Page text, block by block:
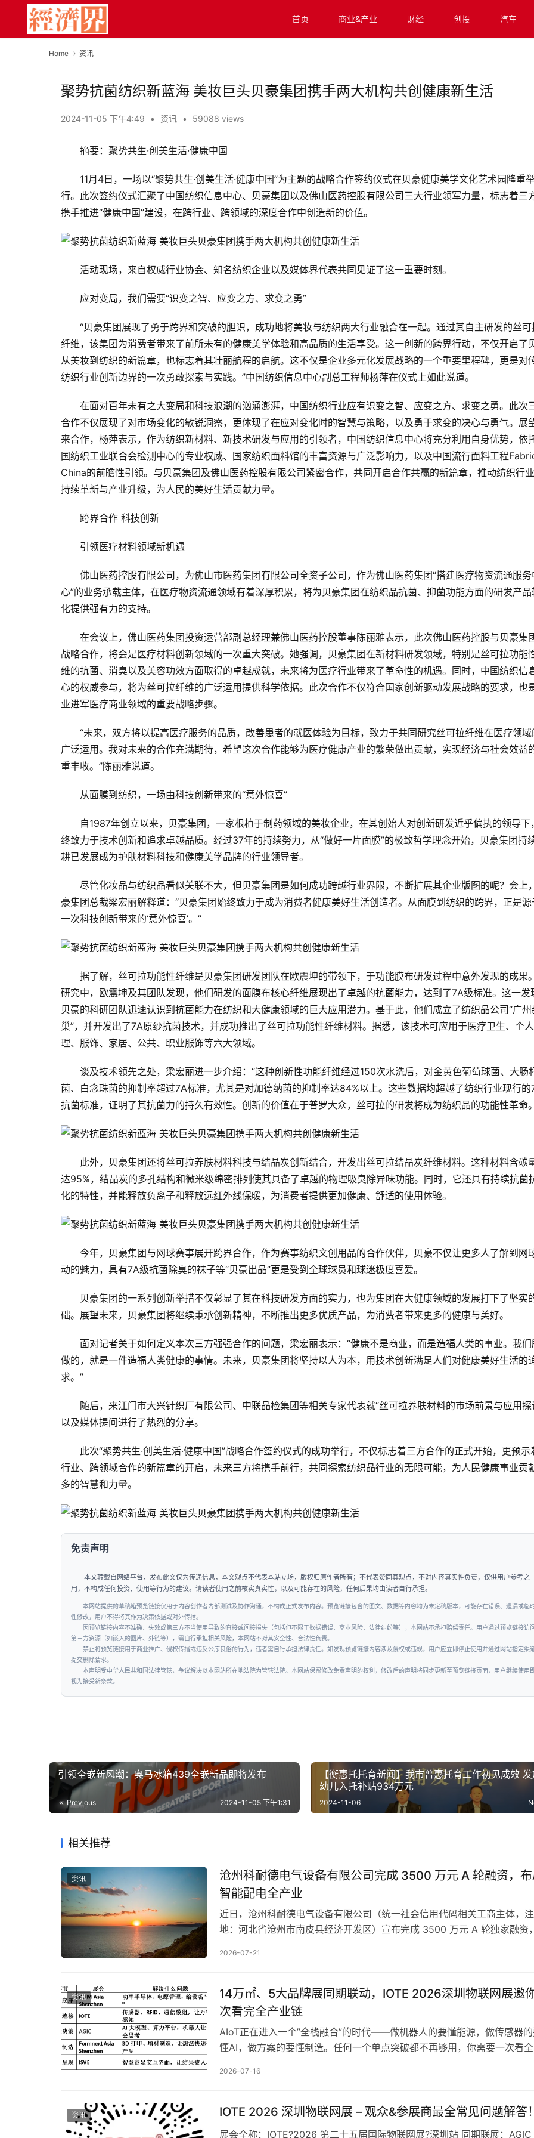
首页 商业&产业 财经 创投 汽车
Home 资讯
聚势抗菌纺织新蓝海 美妆巨头贝豪集团携手两大机构共创健康新生活
2024-11-05 下午4:49 • 资讯 • 59088 views
摘要：聚势共生·创美生活·健康中国
11月4日，一场以“聚势共生·创美生活·健康中国”为主题的战略合作签约仪式在贝豪健康美学文化艺术园隆重
行。此次签约仪式汇聚了中国纺织信息中心、贝豪集团以及佛山医药控股有限公司三大行业领军力量，标志着三
携手推进“健康中国”建设，在跨行业、跨领域的深度合作中创造新的价值。
活动现场，来自权威行业协会、知名纺织企业以及媒体界代表共同见证了这一重要时刻。
应对变局，我们需要“识变之智、应变之方、求变之勇”
“贝豪集团展现了勇于跨界和突破的胆识，成功地将美妆与纺织两大行业融合在一起。通过其自主研发的丝可
纤维，该集团为消费者带来了前所未有的健康美学体验和高品质的生活享受。这一创新的跨界行动，不仅开启了
从美妆到纺织的新篇章，也标志着其壮丽航程的启航。这不仅是企业多元化发展战略的一个重要里程碑，更是对
纺织行业创新边界的一次勇敢探索与实践。”中国纺织信息中心副总工程师杨萍在仪式上如此说道。
在面对百年未有之大变局和科技浪潮的汹涌澎湃，中国纺织行业应有识变之智、应变之方、求变之勇。此次
合作不仅展现了对市场变化的敏锐洞察，更体现了在应对变化时的智慧与策略，以及勇于求变的决心与勇气。展
来合作，杨萍表示，作为纺织新材料、新技术研发与应用的引领者，中国纺织信息中心将充分利用自身优势，依
国纺织工业联合会检测中心的专业权威、国家纺织面料馆的丰富资源与广泛影响力，以及中国流行面料工程
China的前瞻性引领。与贝豪集团及佛山医药控股有限公司紧密合作，共同开启合作共赢的新篇章，推动纺织行
持续革新与产业升级，为人民的美好生活贡献力量。
跨界合作 科技创新
引领医疗材料领域新机遇
佛山医药控股有限公司，为佛山市医药集团有限公司全资子公司，作为佛山医药集团“搭建医疗物资流通服务
心”的业务承载主体，在医疗物资流通领域有着深厚积累，将为贝豪集团在纺织品抗菌、抑菌功能方面的研发产品
化提供强有力的支持。
在会议上，佛山医药集团投资运营部副总经理兼佛山医药控股董事陈丽雅表示，此次佛山医药控股与贝豪集
战略合作，将会是医疗材料创新领域的一次重大突破。她强调，贝豪集团在新材料研发领域，特别是丝可拉功能
维的抗菌、消臭以及美容功效方面取得的卓越成就，未来将为医疗行业带来了革命性的机遇。同时，中国纺织信
心的权威参与，将为丝可拉纤维的广泛运用提供科学依据。此次合作不仅符合国家创新驱动发展战略的要求，也
业进军医疗商业领域的重要战略步骤。
“未来，双方将以提高医疗服务的品质，改善患者的就医体验为目标，致力于共同研究丝可拉纤维在医疗领域
广泛运用。我对未来的合作充满期待，希望这次合作能够为医疗健康产业的繁荣做出贡献，实现经济与社会效益
重丰收。”陈丽雅说道。
从面膜到纺织，一场由科技创新带来的“意外惊喜”
自1987年创立以来，贝豪集团，一家根植于制药领域的美妆企业，在其创始人对创新研发近乎偏执的领导下
终致力于技术创新和追求卓越品质。经过37年的持续努力，从“做好一片面膜”的极致哲学理念开始，贝豪集团持
耕已发展成为护肤材料科技和健康美学品牌的行业领导者。
尽管化妆品与纺织品看似关联不大，但贝豪集团是如何成功跨越行业界限，不断扩展其企业版图的呢？会上
豪集团总裁梁宏丽解释道：“贝豪集团始终致力于成为消费者健康美好生活创造者。从面膜到纺织的跨界，正是源
一次科技创新带来的‘意外惊喜’。”
据了解，丝可拉功能性纤维是贝豪集团研发团队在欧震坤的带领下，于功能膜布研发过程中意外发现的成果
研究中，欧震坤及其团队发现，他们研发的面膜布核心纤维展现出了卓越的抗菌能力，达到了7A级标准。这一发
贝豪的科研团队迅速认识到抗菌能力在纺织和大健康领域的巨大应用潜力。基于此，他们成立了纺织品公司“广州
巢”，并开发出了7A原纱抗菌技术，并成功推出了丝可拉功能性纤维材料。据悉，该技术可应用于医疗卫生、个
理、服饰、家居、公共、职业服饰等六大领域。
谈及技术领先之处，梁宏丽进一步介绍：“这种创新性功能纤维经过150次水洗后，对金黄色葡萄球菌、大肠
菌、白念珠菌的抑制率超过7A标准，尤其是对加德纳菌的抑制率达84%以上。这些数据均超越了纺织行业现行的
抗菌标准，证明了其抗菌力的持久有效性。创新的价值在于普罗大众，丝可拉的研发将成为纺织品的功能性革命
此外，贝豪集团还将丝可拉养肤材料科技与结晶炭创新结合，开发出丝可拉结晶炭纤维材料。这种材料含碳
达95%，结晶炭的多孔结构和微米级绵密排列使其具备了卓越的物理吸臭除异味功能。同时，它还具有持续抗菌
化的特性，并能释放负离子和释放远红外线保暖，为消费者提供更加健康、舒适的使用体验。
今年，贝豪集团与网球赛事展开跨界合作，作为赛事纺织文创用品的合作伙伴，贝豪不仅让更多人了解到网
动的魅力，具有7A级抗菌除臭的袜子等“贝豪出品”更是受到全球球员和球迷极度喜爱。
贝豪集团的一系列创新举措不仅彰显了其在科技研发方面的实力，也为集团在大健康领域的发展打下了坚实
础。展望未来，贝豪集团将继续秉承创新精神，不断推出更多优质产品，为消费者带来更多的健康与美好。
面对记者关于如何定义本次三方强强合作的问题，梁宏丽表示：“健康不是商业，而是造福人类的事业。我们
做的，就是一件造福人类健康的事情。未来，贝豪集团将坚持以人为本，用技术创新满足人们对健康美好生活的
求。”
随后，来江门市大兴针织厂有限公司、中联品检集团等相关专家代表就“丝可拉养肤材料的市场前景与应用探
以及媒体提问进行了热烈的分享。
此次“聚势共生·创美生活·健康中国”战略合作签约仪式的成功举行，不仅标志着三方合作的正式开始，更预示
行业、跨领域合作的新篇章的开启，未来三方将携手前行，共同探索纺织品行业的无限可能，为人民健康事业贡
多的智慧和力量。
免责声明
本文转载自网络平台，发布此文仅为传递信息，本文观点不代表本站立场，版权归原作者所有；不代表赞同其观点，不对内容真实性负责，仅供用户参考之
用，不构成任何投资、使用等行为的建议。请读者使用之前核实真实性，以及可能存在的风险，任何后果均由读者自行承担。
本网站提供的草稿箱预览链接仅用于内容创作者内部测试及协作沟通，不构成正式发布内容。预览链接包含的图文、数据等内容均为未定稿版本，可能存在错误、遗漏或临
性修改，用户不得将其作为决策依据或对外传播。
因预览链接内容不准确、失效或第三方不当使用导致的直接或间接损失（包括但不限于数据错误、商业风险、法律纠纷等），本网站不承担赔偿责任。用户通过预览链接访问
第三方资源（如嵌入的图片、外链等），需自行承担相关风险，本网站不对其安全性、合法性负责。
禁止将预览链接用于商业推广、侵权传播或违反公序良俗的行为，违者需自行承担法律责任。如发现预览链接内容涉及侵权或违规，用户应立即停止使用并通过网站指定渠
提交删除请求。
本声明受中华人民共和国法律管辖，争议解决以本网站所在地法院为管辖法院。本网站保留修改免责声明的权利，修改后的声明将同步更新至预览链接页面，用户继续使用
视为接受新条款。
引领全嵌新风潮：奥马冰箱439全嵌新品即将发布
Previous 2024-11-05 下午1:31
【衡惠托托育新闻】我市普惠托育工作初见成效
幼儿入托补贴934万元
2024-11-06
相关推荐
资讯
沧州科耐德电气设备有限公司完成 3500 万元 A 轮融资，
智能配电全产业
近日，沧州科耐德电气设备有限公司（统一社会信用代码相关工商主体，
地：河北省沧州市南皮县经济开发区）宣布完成 3500 万元 A 轮独家融资
智能产线升级、国内外市场拓展及电力运维服务体系搭建。 工商信息显示
2026-07-21
资讯
14万㎡、5大品牌展同期联动，IOTE 2026深圳物联网展邀
次看完全产业链
AIoT正在进入一个”全栈融合”的时代——做机器人的要懂能源，做传感器
懂AI，做方案的要懂制造。任何一个单点突破都不再够用，你需要一次看全
站，联合AGIC通用人工智能展、ISVE智慧商显展，以及法兰克福展览集团
2026-07-16
资讯 IOTE 2026 深圳物联网展 – 观众&参展商最全常见问题解答！
展会全称：IOTE?2026 第二十五届国际物联网展?深圳站 同期联展：AGIC